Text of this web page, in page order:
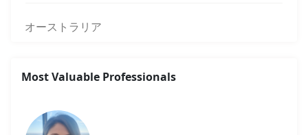
オーストラリア
Most Valuable Professionals